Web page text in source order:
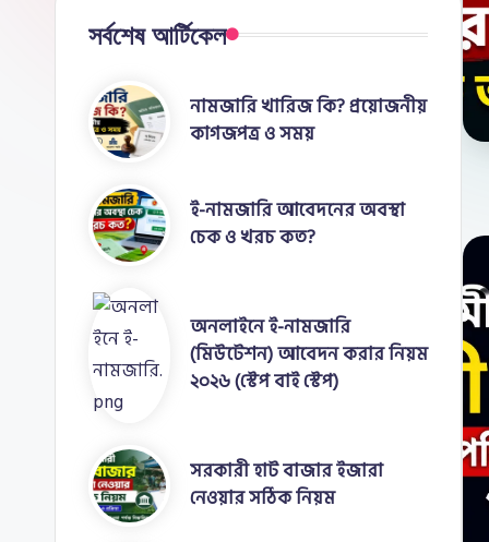
সর্বশেষ আর্টিকেল
নামজারি খারিজ কি? প্রয়োজনীয়
কাগজপত্র ও সময়
ই-নামজারি আবেদনের অবস্থা
চেক ও খরচ কত?
অনলাইনে ই-নামজারি
(মিউটেশন) আবেদন করার নিয়ম
২০২৬ (স্টেপ বাই স্টেপ)
সরকারী হাট বাজার ইজারা
নেওয়ার সঠিক নিয়ম